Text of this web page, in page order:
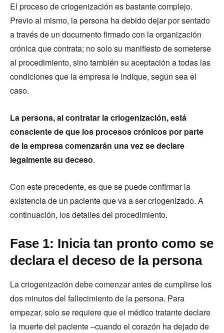
El proceso de criogenización es bastante complejo.
Previo al mismo, la persona ha debido dejar por sentado
a través de un documento firmado con la organización
crónica que contrata; no solo su manifiesto de someterse
al procedimiento, sino también su aceptación a todas las
condiciones que la empresa le indique, según sea el
caso.
La persona, al contratar la criogenización, está
consciente de que los procesos crónicos por parte
de la empresa comenzarán una vez se declare
legalmente su deceso.
Con este precedente, es que se puede confirmar la
existencia de un paciente que va a ser criogenizado. A
continuación, los detalles del procedimiento.
Fase 1: Inicia tan pronto como se
declara el deceso de la persona
La criogenización debe comenzar antes de cumplirse los
dos minutos del fallecimiento de la persona. Para
empezar, solo se requiere que el médico tratante declare
la muerte del paciente –cuando el corazón ha dejado de